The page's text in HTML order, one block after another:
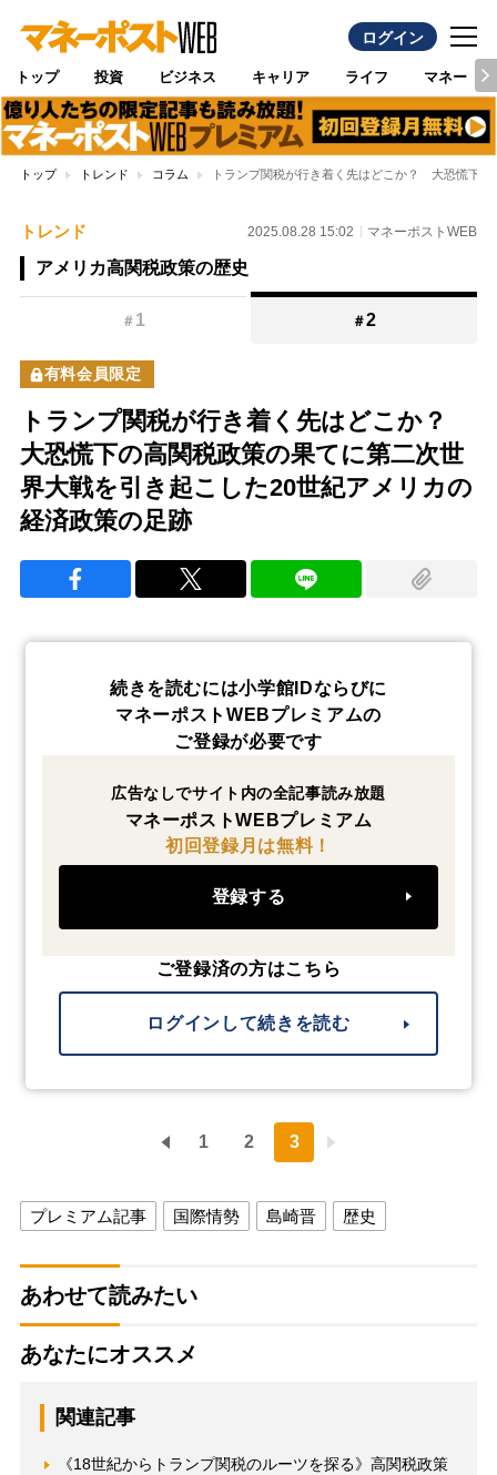
ログイン
トップ 投資 ビジネス キャリア ライフ マネー
トップ トレンド コラム トランプ関税が行き着く先はどこか？ 大恐慌下
トレンド 2025.08.28 15:02 マネーポストWEB
アメリカ高関税政策の歴史
＃ 1 ＃2
有料会員限定
トランプ関税が行き着く先はどこか？
大恐慌下の高関税政策の果てに第二次世
界大戦を引き起こした20世紀アメリカの
経済政策の足跡
続きを読むには小学館IDならびに
マネーポストWEBプレミアムの
ご登録が必要です
広告なしでサイト内の全記事読み放題
マネーポストWEBプレミアム
初回登録月は無料！
登録する
ご登録済の方はこちら
ログインして続きを読む
1 2 3
プレミアム記事 国際情勢 島崎晋 歴史
あわせて読みたい
あなたにオススメ
関連記事
《18世紀からトランプ関税のルーツを探る》高関税政策